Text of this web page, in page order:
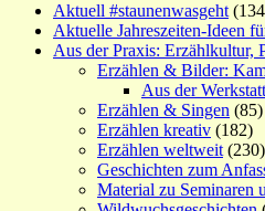
Aktuell #staunenwasgeht
Aktuelle Jahreszeiten-Ideen
Aus der Praxis: Erzählkultur,
Erzählen & Bilder:
Aus der Werkstatt
Erzählen & Singen (85)
Erzählen kreativ (182)
Erzählen weltweit (230)
Geschichten zum
Material zu Seminaren